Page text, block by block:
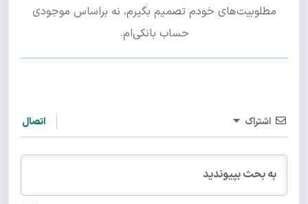
مطلوبیت‌های خودم تصمیم بگیرم، نه براساس موجودی
حساب بانکی‌ام.
اشتراک اتصال